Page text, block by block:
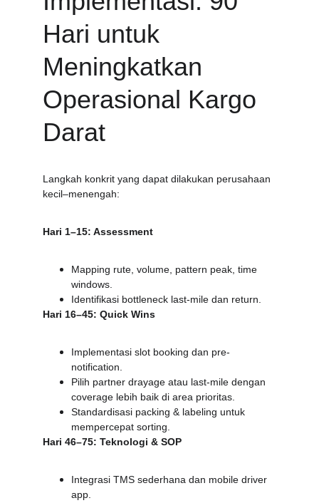
Hari untuk
Meningkatkan
Operasional Kargo
Darat
Langkah konkrit yang dapat dilakukan perusahaan
kecil–menengah:
Hari 1–15: Assessment
Mapping rute, volume, pattern peak, time
windows.
Identifikasi bottleneck last-mile dan return.
Hari 16–45: Quick Wins
Implementasi slot booking dan pre-
notification.
Pilih partner drayage atau last-mile dengan
coverage lebih baik di area prioritas.
Standardisasi packing & labeling untuk
mempercepat sorting.
Hari 46–75: Teknologi & SOP
Integrasi TMS sederhana dan mobile driver
app.